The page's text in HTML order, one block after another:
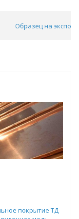
Образец на
покрытие ТД